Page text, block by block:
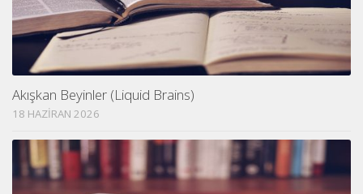
Akışkan Beyinler (Liquid Brains)
18 HAZIRAN 2026